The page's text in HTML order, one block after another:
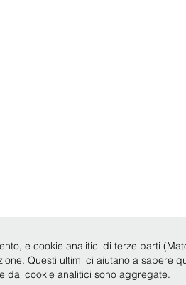
e cookie analitici di terze parti
Questi ultimi ci aiutano a sapere
dai cookie analitici sono aggregate.